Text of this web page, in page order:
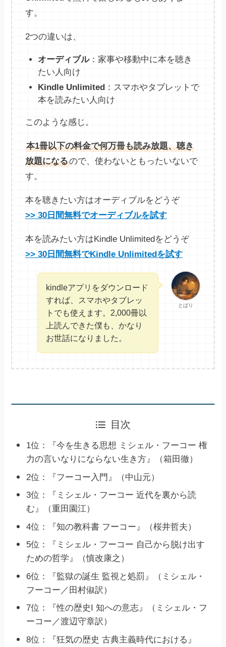
す。
2つの違いは、
オーディブル：家事や移動中に本を聴き
たい人向け
Kindle Unlimited ：スマホやタブレットで
本を読みたい人向け
このような感じ。
本1冊以下の料金で何万冊も読み放題、聴き
放題になるので、使わないともったいないで
す。
本を聴きたい方はオーディブルをどうぞ
>> 30日間無料でオーディブルを試す
本を読みたい方はKindle Unlimitedをどうぞ
>> 30日間無料でKindle Unlimitedを試す
とばり
kindleアプリをダウンロード
すれば、スマホやタブレッ
トでも使えます。2,000冊以
上読んできた僕も、かなり
お世話になりました。
目次
1位：『今を生きる思想 ミシェル・フーコー 権
力の言いなりにならない生き方』（箱田徹）
2位：『フーコー入門』（中山元）
3位：『ミシェル・フーコー 近代を裏から読
む』（重田園江）
4位：『知の教科書 フーコー』（桜井哲夫）
5位：『ミシェル・フーコー 自己から脱け出す
ための哲学』（慎改康之）
6位：『監獄の誕生 監視と処罰』（ミシェル・
フーコー／田村俶訳）
7位：『性の歴史I 知への意志』（ミシェル・フ
ーコー／渡辺守章訳）
8位：『狂気の歴史 古典主義時代における』